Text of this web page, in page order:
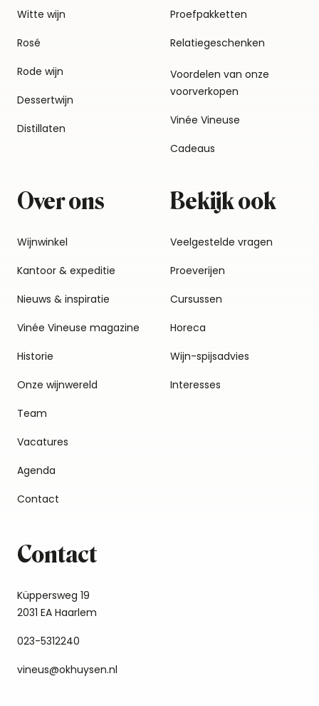
Witte wijn
Rosé
Rode wijn
Dessertwijn
Distillaten
Proefpakketten
Relatiegeschenken
Voordelen van onze
voorverkopen
Vinée Vineuse
Cadeaus
Over ons
Wijnwinkel
Kantoor & expeditie
Nieuws & inspiratie
Vinée Vineuse magazine
Historie
Onze wijnwereld
Team
Vacatures
Agenda
Contact
Bekijk ook
Veelgestelde vragen
Proeverijen
Cursussen
Horeca
Wijn-spijsadvies
Interesses
Contact
Küppersweg 19
2031 EA Haarlem
023-5312240
vineus@okhuysen.nl